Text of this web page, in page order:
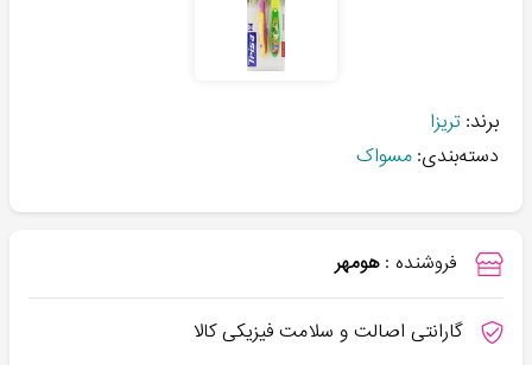
برند: تریزا
دسته‌بندی: مسواک
فروشنده : هومهر
گارانتی اصالت و سلامت فیزیکی کالا